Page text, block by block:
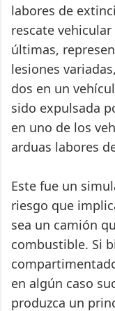
labores de
rescate
últimas,
lesiones
dos en un
sido expulsada
en uno de los
arduas labores
Este fue un
riesgo que
sea un camión
combustible. Si
en algún caso
produzca un